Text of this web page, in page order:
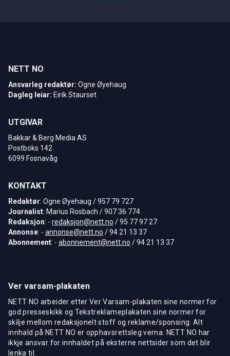
NETT NO
Ansvarleg redaktør: Ogne Øyehaug
Dagleg leiar: Eirik Staurset
UTGIVAR
Bakkar & Berg Media AS
Postboks 142
6099 Fosnavåg
KONTAKT
Redaktør: Ogne Øyehaug / 957 79 727
Journalist: Marius Rosbach / 907 36 774
Redaksjon: - redaksjon@nett.no / 95 77 97 27
Annonse: - annonse@nett.no / 94 21 13 37
Abonnement: - abonnement@nett.no / 94 21 13 37
Ver varsam-plakaten
NETT NO arbeider etter Ver Varsam-plakaten sine normer for
god presseskikk og Tekstreklameplakaten sine normer for
skilje mellom redaksjonelt stoff og reklame/sponsing. Alt
innhald på NETT NO er opphavsrettsleg verna. NETT NO har
ikkje ansvar for innhaldet på eksterne nettsider som det blir
lenka til.